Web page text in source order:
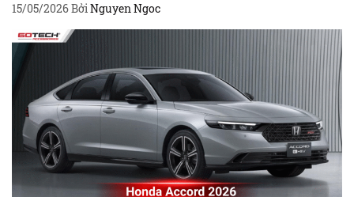
15/05/2026BởiNguyen Ngoc